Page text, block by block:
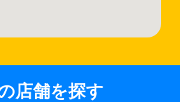
店舗を探す